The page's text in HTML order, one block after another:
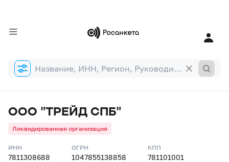
Форма
поиска
ООО "ТРЕЙД СПБ"
Ликвидированная организация
ИНН
7811308688
ОГРН
1047855138858
КПП
781101001